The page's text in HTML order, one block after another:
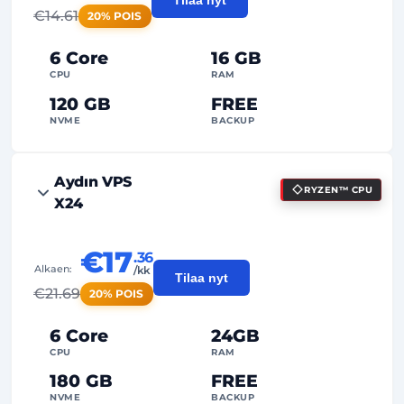
6 Core
CPU
16 GB
RAM
120 GB
NVME
FREE
BACKUP
€14.61 20% POIS
99%
2Varmuuskopiopisteet
24/7 Asiantuntijatuki
Omistettu
Aydın VPS
X24
RYZEN™ CPU
6 Core
CPU
24GB
RAM
180 GB
NVME
FREE
BACKUP
Alkaen: €17.36
/kk
€21.69 20% POIS
Tilaa nyt